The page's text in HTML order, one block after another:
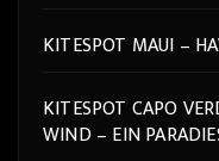
KITESPOT MAUI –
KITESPOT CAPO
WIND – EIN